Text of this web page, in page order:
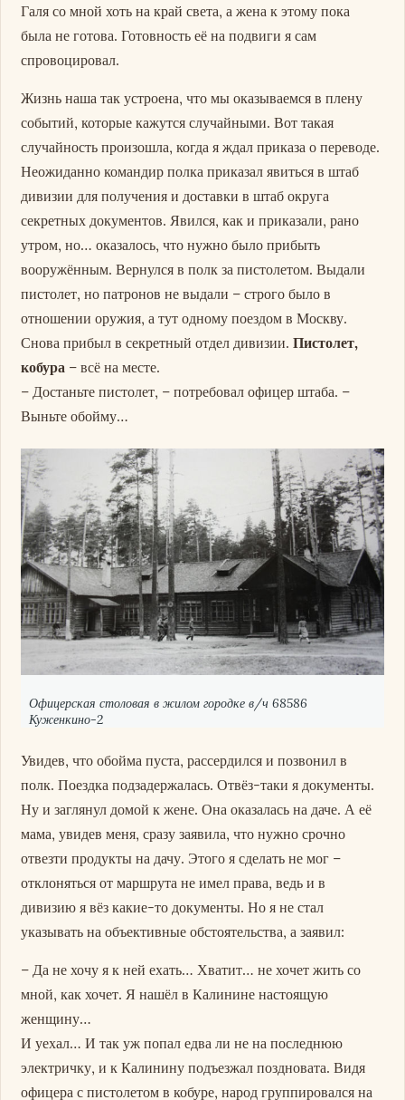
Галя со мной хоть на край света, а жена к этому пока
была не готова. Готовность её на подвиги я сам
спровоцировал.
Жизнь наша так устроена, что мы оказываемся в плену
событий, которые кажутся случайными. Вот такая
случайность произошла, когда я ждал приказа о переводе.
Неожиданно командир полка приказал явиться в штаб
дивизии для получения и доставки в штаб округа
секретных документов. Явился, как и приказали, рано
утром, но… оказалось, что нужно было прибыть
вооружённым. Вернулся в полк за пистолетом. Выдали
пистолет, но патронов не выдали – строго было в
отношении оружия, а тут одному поездом в Москву.
Снова прибыл в секретный отдел дивизии.Пистолет,
кобура – всё на месте.
– Достаньте пистолет, – потребовал офицер штаба. –
Выньте обойму…
Офицерская столовая в жилом городке в/ч 68586
Куженкино-2
Увидев, что обойма пуста, рассердился и позвонил в
полк. Поездка подзадержалась. Отвёз-таки я документы.
Ну и заглянул домой к жене. Она оказалась на даче. А её
мама, увидев меня, сразу заявила, что нужно срочно
отвезти продукты на дачу. Этого я сделать не мог –
отклоняться от маршрута не имел права, ведь и в
дивизию я вёз какие-то документы. Но я не стал
указывать на объективные обстоятельства, а заявил:
– Да не хочу я к ней ехать… Хватит… не хочет жить со
мной, как хочет. Я нашёл в Калинине настоящую
женщину…
И уехал… И так уж попал едва ли не на последнюю
электричку, и к Калинину подъезжал поздновата. Видя
офицера с пистолетом в кобуре, народ группировался на